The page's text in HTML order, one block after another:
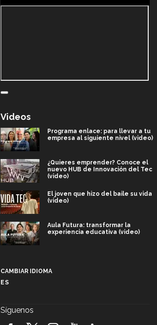
Videos
Programa enlace: para llevar a tu
empresa al siguiente nivel (video)
¿Quieres emprender? Conoce el
nuevo HUB de Innovación del Tec
(video)
El joven que hizo del baile su vida
(video)
Aula Futura: transformar la
experiencia educativa (video)
CAMBIAR IDIOMA
ES
Síguenos